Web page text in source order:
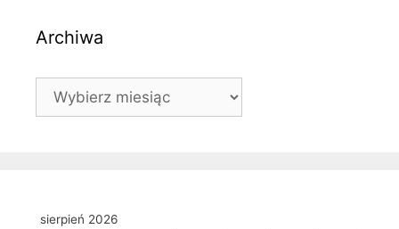
Archiwa
Archiwa
sierpień 2026